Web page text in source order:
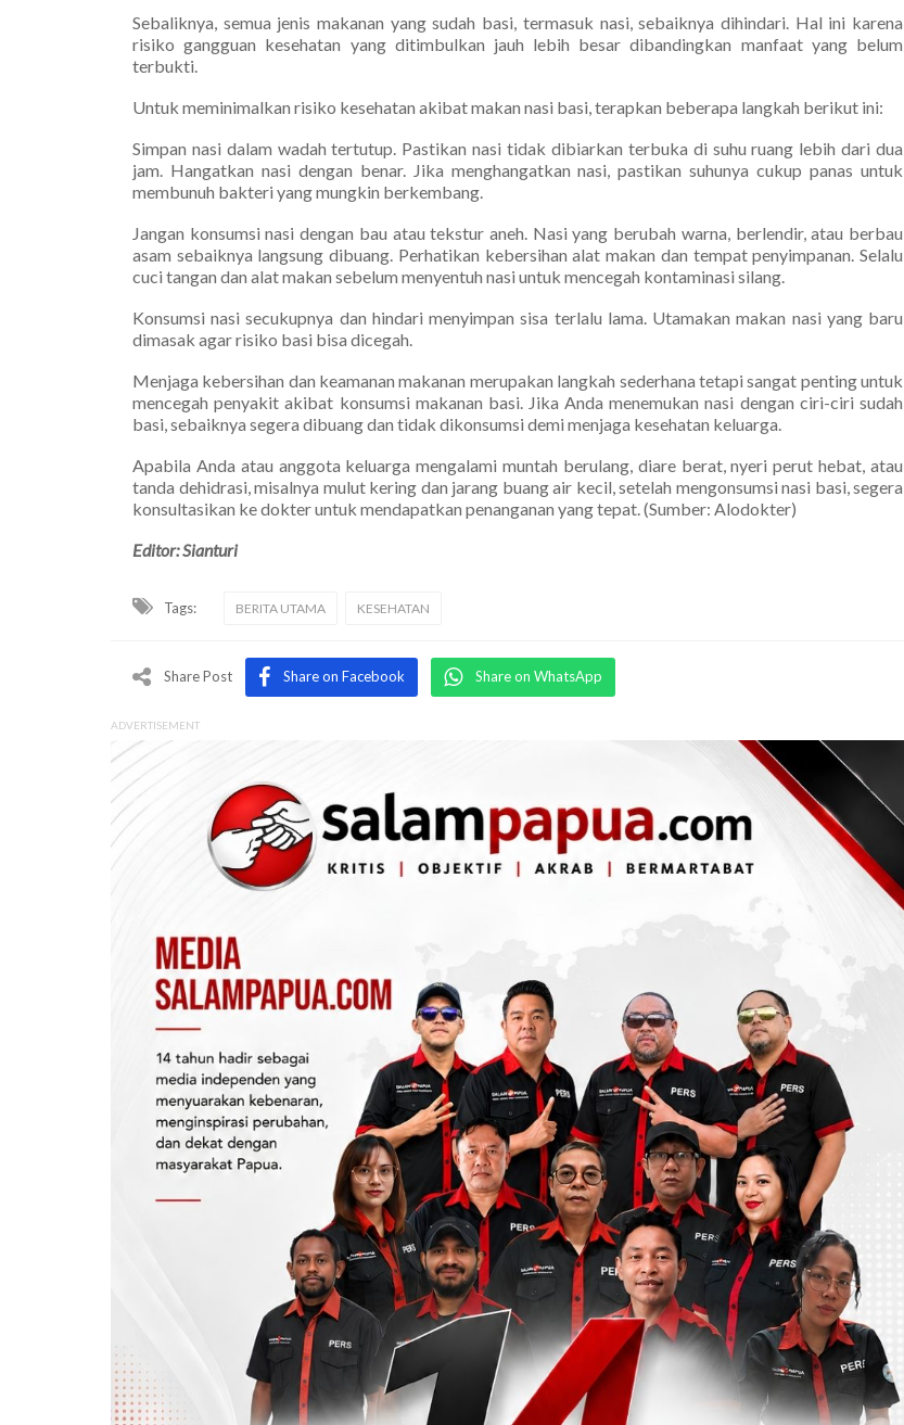
Sebaliknya, semua jenis makanan yang sudah basi, termasuk nasi, sebaiknya dihindari. Hal ini karena
risiko gangguan kesehatan yang ditimbulkan jauh lebih besar dibandingkan manfaat yang belum
terbukti.
Untuk meminimalkan risiko kesehatan akibat makan nasi basi, terapkan beberapa langkah berikut ini:
Simpan nasi dalam wadah tertutup. Pastikan nasi tidak dibiarkan terbuka di suhu ruang lebih dari dua
jam. Hangatkan nasi dengan benar. Jika menghangatkan nasi, pastikan suhunya cukup panas untuk
membunuh bakteri yang mungkin berkembang.
Jangan konsumsi nasi dengan bau atau tekstur aneh. Nasi yang berubah warna, berlendir, atau berbau
asam sebaiknya langsung dibuang. Perhatikan kebersihan alat makan dan tempat penyimpanan. Selalu
cuci tangan dan alat makan sebelum menyentuh nasi untuk mencegah kontaminasi silang.
Konsumsi nasi secukupnya dan hindari menyimpan sisa terlalu lama. Utamakan makan nasi yang baru
dimasak agar risiko basi bisa dicegah.
Menjaga kebersihan dan keamanan makanan merupakan langkah sederhana tetapi sangat penting untuk
mencegah penyakit akibat konsumsi makanan basi. Jika Anda menemukan nasi dengan ciri-ciri sudah
basi, sebaiknya segera dibuang dan tidak dikonsumsi demi menjaga kesehatan keluarga.
Apabila Anda atau anggota keluarga mengalami muntah berulang, diare berat, nyeri perut hebat, atau
tanda dehidrasi, misalnya mulut kering dan jarang buang air kecil, setelah mengonsumsi nasi basi, segera
konsultasikan ke dokter untuk mendapatkan penanganan yang tepat. (Sumber: Alodokter)
Editor: Sianturi
Tags: BERITA UTAMA KESEHATAN
Share Post Share on Facebook Share on WhatsApp
ADVERTISEMENT